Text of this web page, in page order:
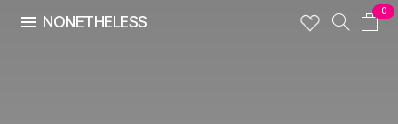
NONETHELESS
0